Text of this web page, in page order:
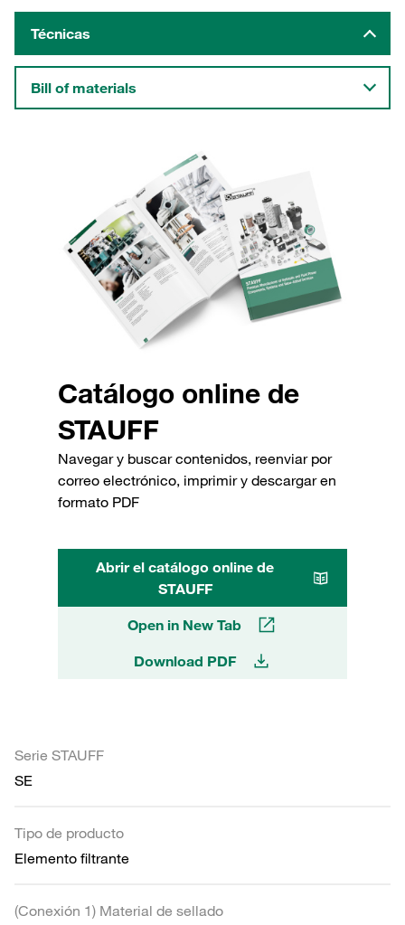
Técnicas
Bill of materials
Catálogo online de
STAUFF
Navegar y buscar contenidos, reenviar por
correo electrónico, imprimir y descargar en
formato PDF
Abrir el catálogo online de
STAUFF
Open in New Tab
Download PDF
Serie STAUFF
SE
Tipo de producto
Elemento filtrante
(Conexión 1) Material de sellado